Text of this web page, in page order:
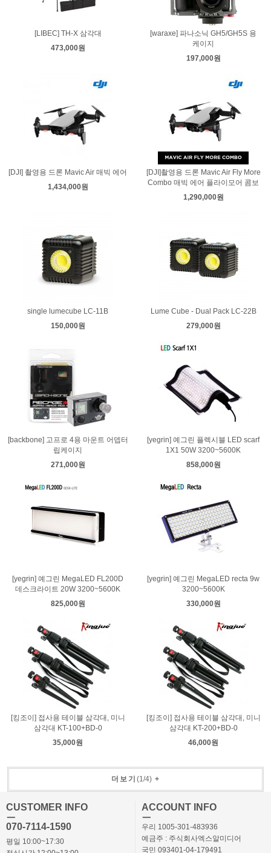
[LIBEC] TH-X 삼각대
473,000원
[waraxe] 파나소닉 GH5/GH5S 용
케이지
197,000원
[DJI] 촬영용 드론 Mavic Air 매빅 에어
1,434,000원
[DJI]촬영용 드론 Mavic Air Fly More
Combo 매빅 에어 플라이모어 콤보
1,290,000원
single lumecube LC-11B
150,000원
Lume Cube - Dual Pack LC-22B
279,000원
[backbone] 고프로 4용 마운트 어뎁터
립케이지
271,000원
[yegrin] 예그린 플렉시블 LED scarf
1X1 50W 3200~5600K
858,000원
[yegrin] 예그린 MegaLED FL200D
데스크라이트 20W 3200~5600K
825,000원
[yegrin] 예그린 MegaLED recta 9w
3200~5600K
330,000원
[킹조이] 접사용 테이블 삼각대, 미니
삼각대 KT-100+BD-0
35,000원
[킹조이] 접사용 테이블 삼각대, 미니
삼각대 KT-200+BD-0
46,000원
더보기 (1/4)+
CUSTOMER INFO
ㅡ
070-7114-1590
평일 10:00~17:30
ACCOUNT INFO
ㅡ
우리 1005-301-483936
예금주 : 주식회사엑스알미디어
국민 093401-04-179491